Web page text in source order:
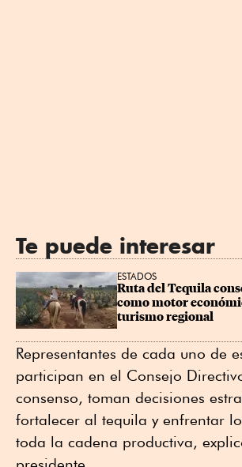
Te puede interesar
ESTADOS
Ruta del Tequila
como motor
turismo regional
Representantes de cada uno de
participan en el Consejo
consenso, toman decisiones
fortalecer al tequila y enfrentar
toda la cadena productiva,